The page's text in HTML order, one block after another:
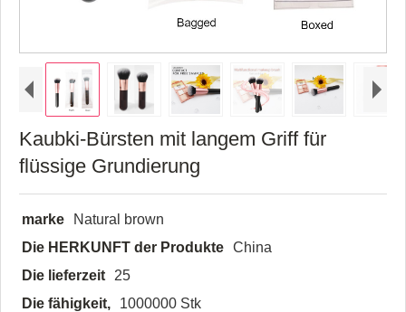
Kaubki-Bürsten mit langem Griff für
flüssige Grundierung
marke
Natural brown
Die HERKUNFT der Produkte China
Die lieferzeit
25
Die fähigkeit,
1000000 Stk